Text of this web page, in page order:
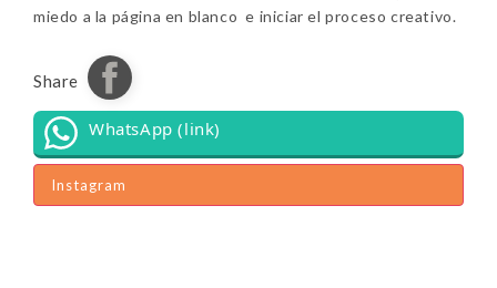
miedo a la página en blanco e iniciar el proceso creativo.
Share
WhatsApp (link)
Instagram